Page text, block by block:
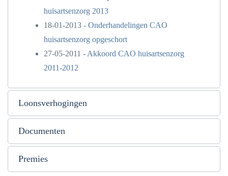
huisartsenzorg 2013
18-01-2013 - Onderhandelingen CAO
huisartsenzorg opgeschort
27-05-2011 - Akkoord CAO huisartsenzorg
2011-2012
Loonsverhogingen
Documenten
Premies